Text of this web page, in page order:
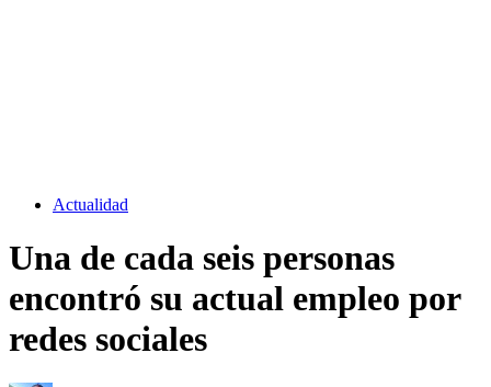
Actualidad
Una de cada seis personas
encontró su actual empleo por
redes sociales